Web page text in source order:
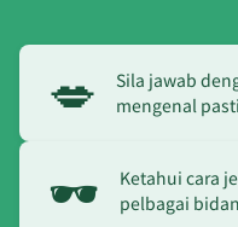
💋
Sila jawab
mengenal
🕶️
Ketahui cara
pelbagai